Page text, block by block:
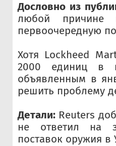
Дословно из
любой причине
первоочередную
Хотя Lockheed
2000 единиц в
объявленным в
решить проблему
Детали: Reuters
не ответил на
поставок оружия в